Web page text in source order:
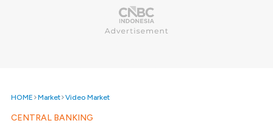
HOME Market Video Market
CENTRAL BANKING